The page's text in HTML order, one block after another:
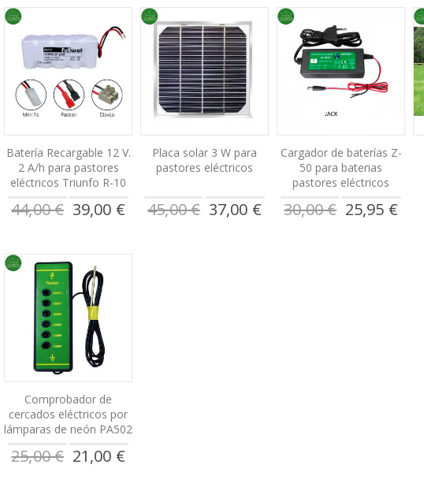
Batería Recargable 12 V.
2 A/h para pastores
eléctricos Triunfo R-10
44,00 €
Precio
especial
39,00 €
Placa solar 3 W para
pastores eléctricos
45,00 €
Precio
especial
37,00 €
Cargador de baterías Z-
50 para baterias
pastores eléctricos
30,00 €
Precio
especial
25,95 €
Comprobador de
cercados eléctricos por
lámparas de neón PA502
25,00 €
Precio
especial
21,00 €